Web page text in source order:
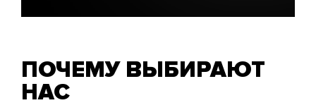
ПОЧЕМУ ВЫБИРАЮТ
НАС